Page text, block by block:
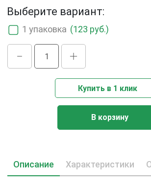
Выберите вариант:
1 упаковка (123 руб.)
Купить в 1 клик
В корзину
Описание Характеристики